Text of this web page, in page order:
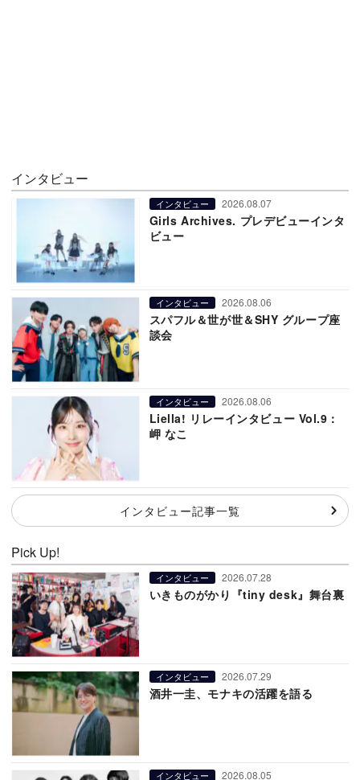
インタビュー
インタビュー 2026.08.07
Girls Archives. プレデビューインタ
ビュー
インタビュー 2026.08.06
スパフル＆世が世＆SHY グループ座
談会
インタビュー 2026.08.06
Liella! リレーインタビュー Vol.9：
岬 なこ
インタビュー記事一覧
Pick Up!
インタビュー 2026.07.28
いきものがかり『tiny desk』舞台裏
インタビュー 2026.07.29
酒井一圭、モナキの活躍を語る
インタビュー 2026.08.05